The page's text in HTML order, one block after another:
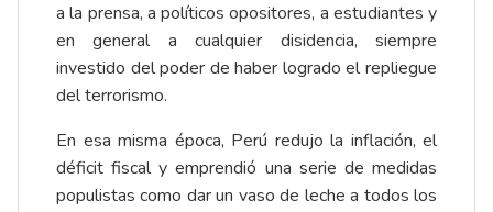
a la prensa, a políticos opositores, a estudiantes y
en general a cualquier disidencia, siempre
investido del poder de haber logrado el repliegue
del terrorismo.
En esa misma época, Perú redujo la inflación, el
déficit fiscal y emprendió una serie de medidas
populistas como dar un vaso de leche a todos los